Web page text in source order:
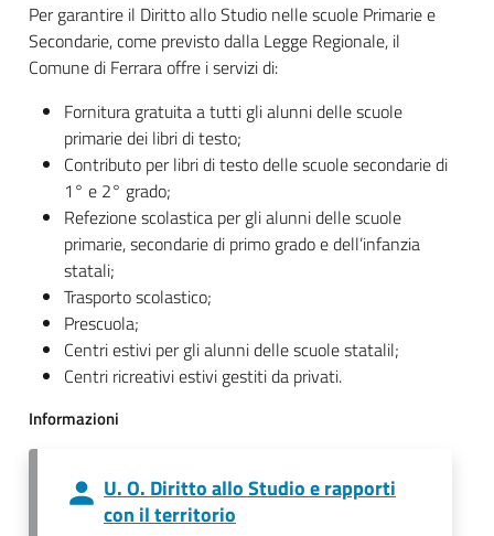
Per garantire il Diritto allo Studio nelle scuole Primarie e
Secondarie, come previsto dalla Legge Regionale, il
Comune di Ferrara offre i servizi di:
Fornitura gratuita a tutti gli alunni delle scuole
primarie dei libri di testo;
Contributo per libri di testo delle scuole secondarie di
1° e 2° grado;
Refezione scolastica per gli alunni delle scuole
primarie, secondarie di primo grado e dell’infanzia
statali;
Trasporto scolastico;
Prescuola;
Centri estivi per gli alunni delle scuole statalil;
Centri ricreativi estivi gestiti da privati.
Informazioni
U. O. Diritto allo Studio e rapporti
con il territorio